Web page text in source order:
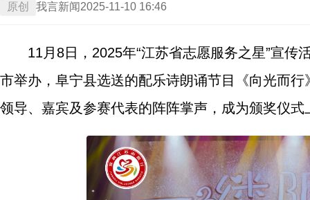
原创 我言新闻 2025-11-10 16:46
11月8日，2025年“江苏省志愿服务之星”宣
市举办，阜宁县选送的配乐诗朗诵节目《向光而
领导、嘉宾及参赛代表的阵阵掌声，成为颁奖仪